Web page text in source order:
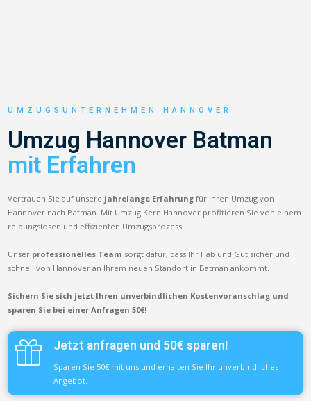
UMZUGSUNTERNEHMEN HANNOVER
Umzug Hannover Batman
mit Erfahren
Vertrauen Sie auf unsere jahrelange Erfahrung für Ihren Umzug von
Hannover nach Batman. Mit Umzug Kern Hannover profitieren Sie von einem
reibungslosen und effizienten Umzugsprozess.
Unser professionelles Team sorgt dafür, dass Ihr Hab und Gut sicher und
schnell von Hannover an Ihrem neuen Standort in Batman ankommt.
Sichern Sie sich jetzt Ihren unverbindlichen Kostenvoranschlag und
sparen Sie bei einer Anfragen 50€!
Jetzt anfragen und 50€ sparen!
Sparen Sie 50€ mit uns und erhalten Sie Ihr unverbindliches
Angebot.